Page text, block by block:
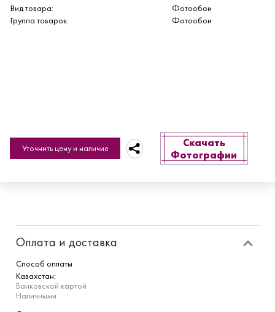
Вид товара:
Фотообои
Группа товаров:
Фотообои
Уточнить цену и наличие
Скачать
Фотографии
Оплата и доставка
Способ оплаты
Казахстан:
Банковской картой
Наличными